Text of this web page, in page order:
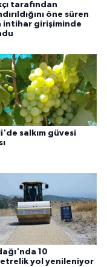
tarafından
öne süren
intihar girişiminde
salkım güvesi
10
yol yenileniyor